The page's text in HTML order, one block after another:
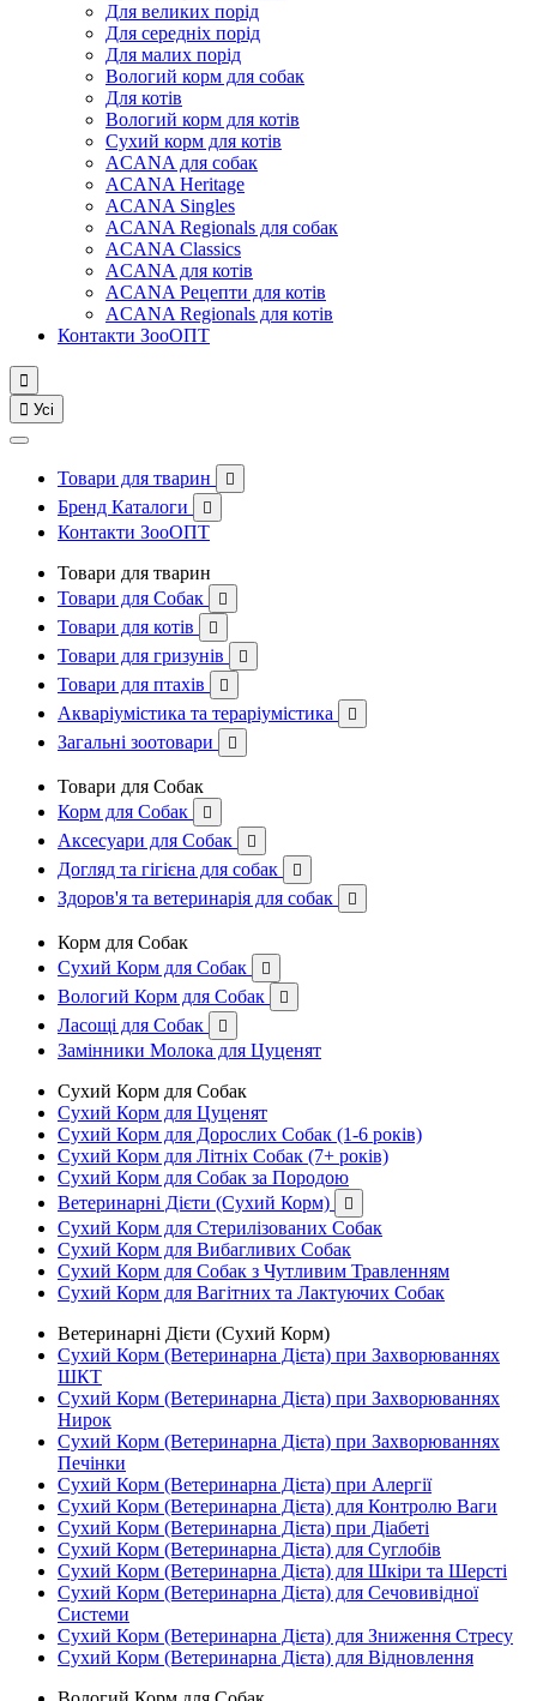
Для великих порід
Для середніх порід
Для малих порід
Вологий корм для собак
Для котів
Вологий корм для котів
Сухий корм для котів
ACANA для собак
ACANA Heritage
ACANA Singles
ACANA Regionals для собак
ACANA Classics
ACANA для котів
ACANA Рецепти для котів
ACANA Regionals для котів
Контакти ЗооОПТ

 Усі
Товари для тварин 
Бренд Каталоги 
Контакти ЗооОПТ
Товари для тварин
Товари для Собак

Товари для котів 
Товари для гризунів 
Товари для птахів 
Акваріумістика та тераріумістика 
Загальні зоотовари 
Товари для Собак
Корм для Собак

Аксесуари для Собак 
Догляд та гігієна для собак 
Здоров'я та ветеринарія для собак 
Корм для Собак
Сухий Корм для Собак

Вологий Корм для Собак 
Ласощі для Собак 
Замінники Молока для Цуценят
Сухий Корм для Собак
Сухий Корм для Цуценят
Сухий Корм для Дорослих Собак (1-6 років)
Сухий Корм для Літніх Собак (7+ років)
Сухий Корм для Собак за Породою
Ветеринарні Дієти (Сухий Корм)

Сухий Корм для Стерилізованих Собак
Сухий Корм для Вибагливих Собак
Сухий Корм для Собак з Чутливим Травленням
Сухий Корм для Вагітних та Лактуючих Собак
Ветеринарні Дієти (Сухий Корм)
Сухий Корм (Ветеринарна Дієта) при Захворюваннях
ШКТ
Сухий Корм (Ветеринарна Дієта) при Захворюваннях
Нирок
Сухий Корм (Ветеринарна Дієта) при Захворюваннях
Печінки
Сухий Корм (Ветеринарна Дієта) при Алергії
Сухий Корм (Ветеринарна Дієта) для Контролю Ваги
Сухий Корм (Ветеринарна Дієта) при Діабеті
Сухий Корм (Ветеринарна Дієта) для Суглобів
Сухий Корм (Ветеринарна Дієта) для Шкіри та Шерсті
Сухий Корм (Ветеринарна Дієта) для Сечовивідної
Системи
Сухий Корм (Ветеринарна Дієта) для Зниження Стресу
Сухий Корм (Ветеринарна Дієта) для Відновлення